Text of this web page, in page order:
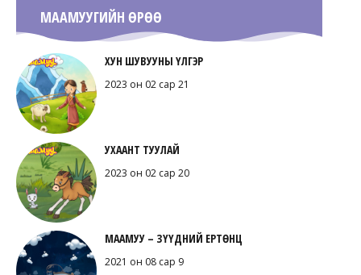
МААМУУГИЙН ӨРӨӨ
ХУН ШУВУУНЫ ҮЛГЭР
2023 он 02 сар 21
УХААНТ ТУУЛАЙ
2023 он 02 сар 20
МААМУУ – ЗҮҮДНИЙ ЕРТӨНЦ
2021 он 08 сар 9